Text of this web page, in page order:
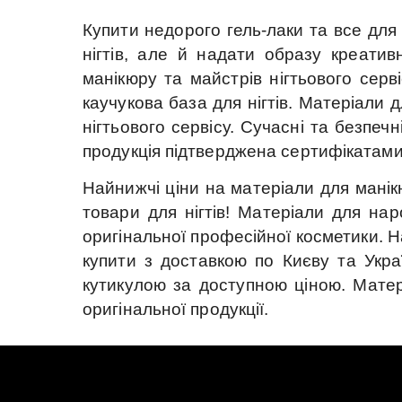
Купити недорого гель-лаки та все для
нігтів, але й надати образу
манікюру та майстрів нігтьового
каучукова база для нігтів. Матеріали
нігтьового сервісу. Сучасні та
продукція підтверджена
Найнижчі ціни на матеріали для
товари для нігтів! Матеріали для
оригінальної професійної косметики.
купити з доставкою по Києву та
кутикулою за доступною ціною.
оригінальної продукції.